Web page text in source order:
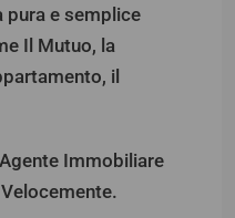
e semplice
Il Mutuo, la
il
Immobiliare